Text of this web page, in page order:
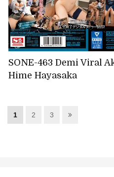
SONE-463 Demi Viral
Hime Hayasaka
1 2 3